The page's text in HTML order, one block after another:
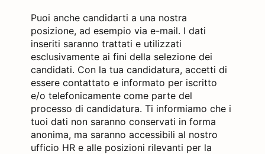
Puoi anche candidarti a una nostra
posizione, ad esempio via e-mail. I dati
inseriti saranno trattati e utilizzati
esclusivamente ai fini della selezione dei
candidati. Con la tua candidatura, accetti di
essere contattato e informato per iscritto
e/o telefonicamente come parte del
processo di candidatura. Ti informiamo che i
tuoi dati non saranno conservati in forma
anonima, ma saranno accessibili al nostro
ufficio HR e alle posizioni rilevanti per la